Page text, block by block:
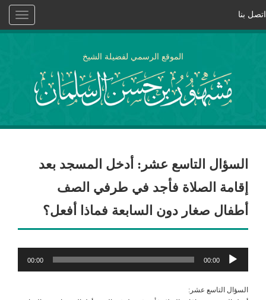
Toggle
اتصل بنا
الموقع الرسمي لفضيلة الشيخ
السؤال التاسع عشر: أدخل المسجد بعد
إقامة الصلاة فأجد في طرفي الصف
أطفال صغار دون السابعة فماذا أفعل؟
مشغل
الصوت
00:00
00:00
السؤال التاسع عشر: